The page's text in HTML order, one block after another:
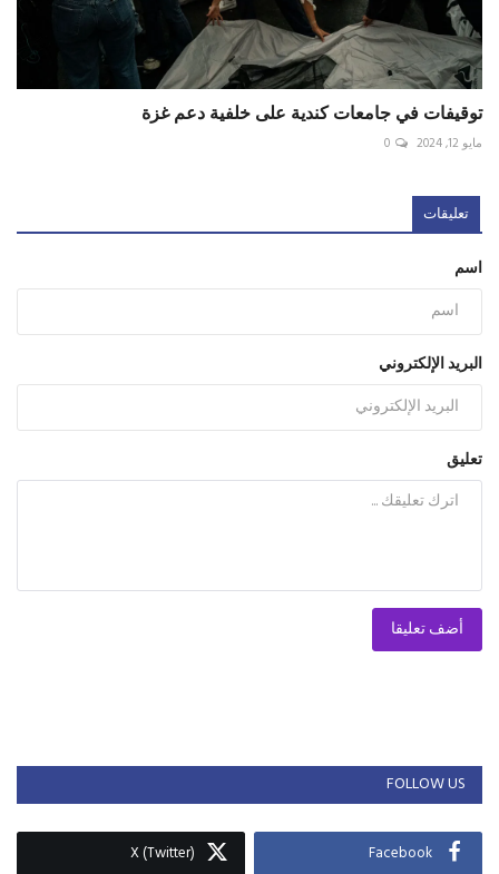
توقيفات في جامعات كندية على خلفية دعم غزة
مايو 12, 2024 0
تعليقات
اسم
البريد الإلكتروني
تعليق
أضف تعليقا
FOLLOW US
Facebook
X (Twitter)